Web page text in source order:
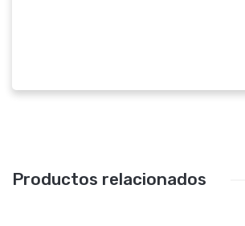
Productos relacionados